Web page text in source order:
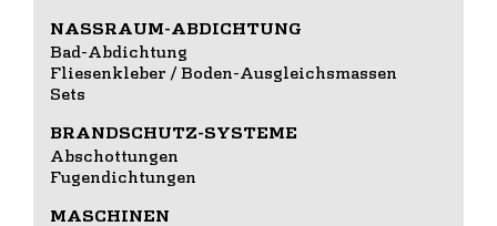
NASSRAUM-ABDICHTUNG
Bad-Abdichtung
Fliesenkleber / Boden-Ausgleichsmassen
Sets
BRANDSCHUTZ-SYSTEME
Abschottungen
Fugendichtungen
MASCHINEN